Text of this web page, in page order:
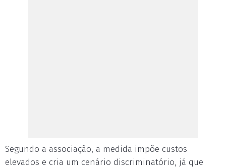
Segundo a associação, a medida impõe custos
elevados e cria um cenário discriminatório, já que